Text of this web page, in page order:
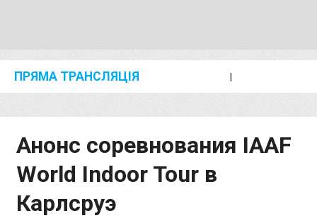
ПРЯМА ТРАНСЛЯЦІЯ I
Анонс соревнования IAAF
World Indoor Tour в
Карлсруэ